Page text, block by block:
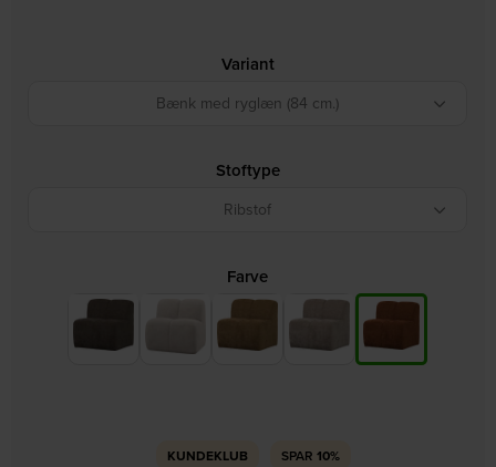
Variant
Bænk med ryglæn (84 cm.)
Stoftype
Ribstof
Farve
KUNDEKLUB SPAR 10%